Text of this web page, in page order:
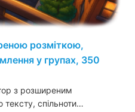
розміткою,
у групах, 350
з розширеним
спільноти…